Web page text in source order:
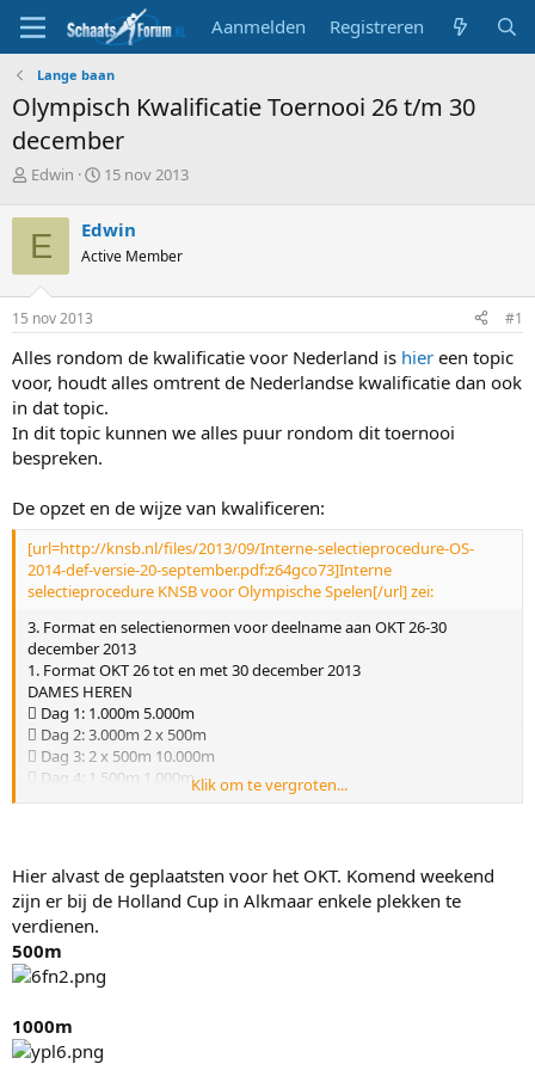
Aanmelden Registreren
Lange baan
Olympisch Kwalificatie Toernooi 26 t/m 30
december
T
p
i
c
s
t
a
t
e
r
Edwin
S
r
t
a
m
15 nov 2013
E Edwin
Active Member
15 nov 2013 #1
Alles rondom de kwalificatie voor Nederland is hier een topic
voor, houdt alles omtrent de Nederlandse kwalificatie dan ook
in dat topic.
In dit topic kunnen we alles puur rondom dit toernooi
bespreken.
De opzet en de wijze van kwalificeren:
[url=http://knsb.nl/files/2013/09/Interne-selectieprocedure-OS-
2014-def-versie-20-september.pdf:z64gco73]Interne
selectieprocedure KNSB voor Olympische Spelen[/url] zei:
3. Format en selectienormen voor deelname aan OKT 26-30
december 2013
1. Format OKT 26 tot en met 30 december 2013
DAMES HEREN
 Dag 1: 1.000m 5.000m
 Dag 2: 3.000m 2 x 500m
 Dag 3: 2 x 500m 10.000m
 Dag 4: 1.500m 1.000m
 Dag 5: 5.000m 1.500m
 De beste 12 rijders van het KPN NK Afstanden (25/27 oktober
2013);
 De beste 2 nog niet geplaatste rijders van Holland Cup 2 (16/17
november 2013);
 De beste 2 nog niet geplaatste rijders op grond van SARA
(Europese tijden, d.d. 16 december 2013);
aantal deelnemers van 20.
Klik om te vergroten...
Hier alvast de geplaatsten voor het OKT. Komend weekend
zijn er bij de Holland Cup in Alkmaar enkele plekken te
verdienen.
500m
1000m